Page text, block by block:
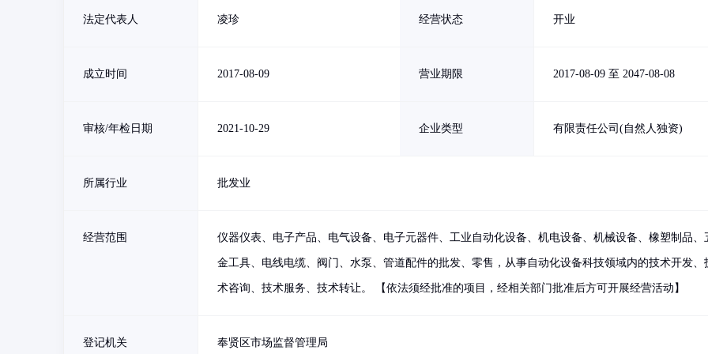
法定代表人 凌珍 经营状态 开业
成立时间 2017-08-09 营业期限 2017-08-09 至 2047-08-08
审核/年检日期 2021-10-29 企业类型 有限责任公司(自然人独资)
所属行业 批发业
经营范围 仪器仪表、电子产品、电气设备、电子元器件、工业自动化设备、机电设备、机械设备、橡塑制品、
金工具、电线电缆、阀门、水泵、管道配件的批发、零售，从事自动化设备科技领域内的技术开发、
术咨询、技术服务、技术转让。 【依法须经批准的项目，经相关部门批准后方可开展经营活动】
登记机关 奉贤区市场监督管理局